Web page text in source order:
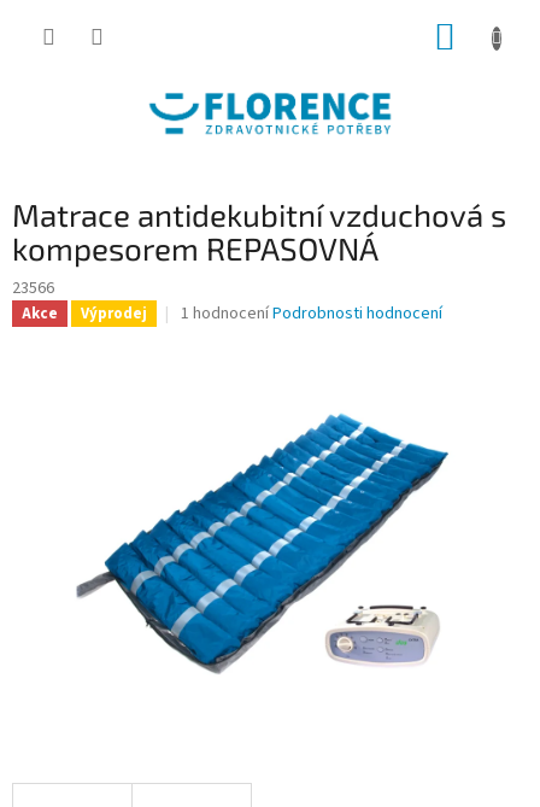
Matrace antidekubitní vzduchová s
kompesorem REPASOVNÁ
23566
Akce Výprodej
Průměrné
hvězdiček.
1 hodnoceníPodrobnosti hodnocení